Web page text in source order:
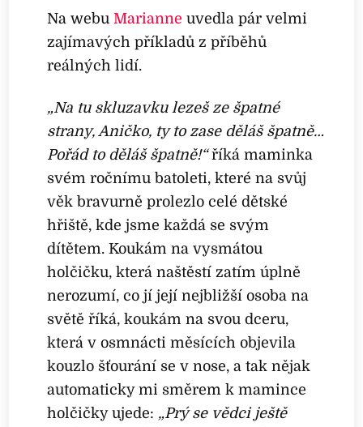
Na webu Marianne uvedla pár velmi
zajímavých příkladů z příběhů
reálných lidí.
„Na tu skluzavku lezeš ze špatné
strany, Aničko, ty to zase děláš špatně…
Pořád to děláš špatně!“říká maminka
svém ročnímu batoleti, které na svůj
věk bravurně prolezlo celé dětské
hřiště, kde jsme každá se svým
dítětem. Koukám na vysmátou
holčičku, která naštěstí zatím úplně
nerozumí, co jí její nejbližší osoba na
světě říká, koukám na svou dceru,
která v osmnácti měsících objevila
kouzlo šťourání se v nose, a tak nějak
automaticky mi směrem k mamince
holčičky ujede: „Prý se vědci ještě